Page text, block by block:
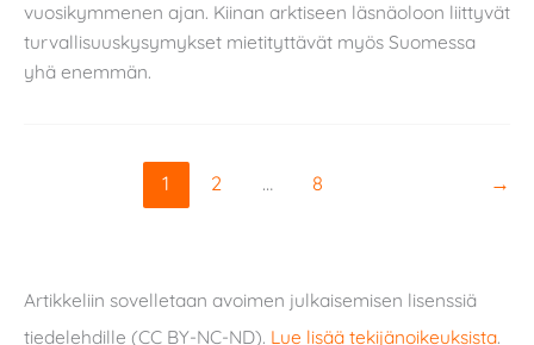
vuosikymmenen ajan. Kiinan arktiseen läsnäoloon liittyvät
turvallisuuskysymykset mietityttävät myös Suomessa
yhä enemmän.
1 2 … 8 →
Artikkeliin sovelletaan avoimen julkaisemisen lisenssiä
tiedelehdille (CC BY-NC-ND). Lue lisää tekijänoikeuksista.